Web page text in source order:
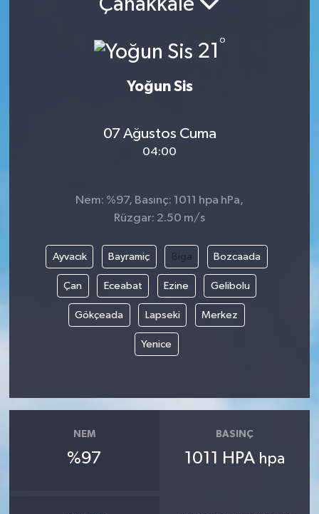
Çanakkale
21 °
Yoğun Sis
07 Ağustos Cuma
04:00
Nem: %97, Basınç: 1011 hpa hPa,
Rüzgar: 2.50 m/s
Ayvacık Bayramiç Biga Bozcaada
Çan Eceabat Ezine Gelibolu
Gökçeada Lapseki Merkez
Yenice
NEM
%97
BASINÇ
1011 HPA hpa